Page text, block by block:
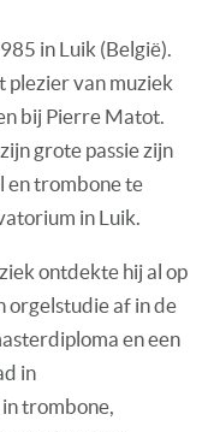
in Luik (België).
plezier van muziek
bij Pierre Matot.
grote passie zijn
en trombone te
in Luik.
ontdekte hij al op
orgelstudie af in de
en een
in
trombone,